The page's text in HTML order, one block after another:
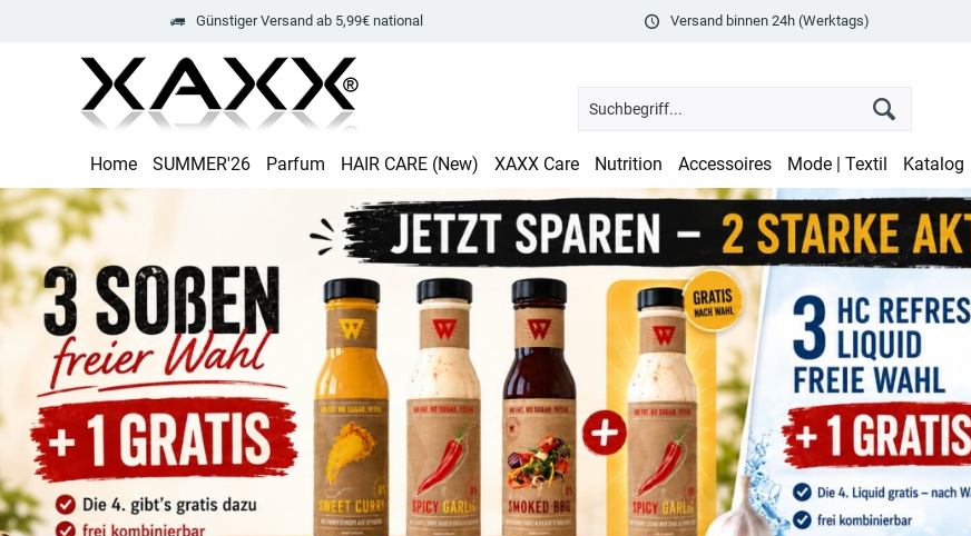
Günstiger Versand ab 5,99€ national Versand binnen 24h (Werktags)
Home SUMMER'26 Parfum HAIR CARE (New) XAXX Care Nutrition Accessoires Mode | Textil Katalog